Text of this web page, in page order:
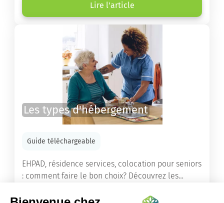
de retraite ou un maintien à domicile.
Lire l'article
Les types d'hébergement
Guide téléchargeable
EHPAD, résidence services, colocation pour seniors
: comment faire le bon choix? Découvrez les
ainés.
Lire l'article